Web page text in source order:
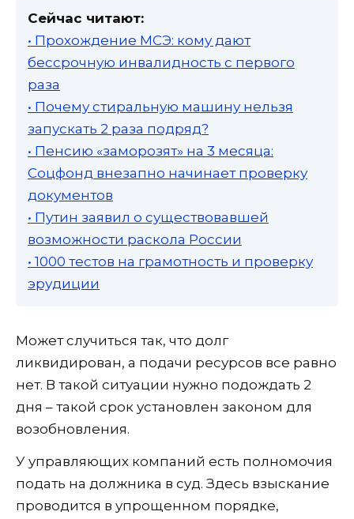
Сейчас читают:
• Прохождение МСЭ: кому дают
бессрочную инвалидность с первого
раза
• Почему стиральную машину нельзя
запускать 2 раза подряд?
• Пенсию «заморозят» на 3 месяца:
Соцфонд внезапно начинает проверку
документов
• Путин заявил о существовавшей
возможности раскола России
• 1000 тестов на грамотность и проверку
эрудиции
Может случиться так, что долг
ликвидирован, а подачи ресурсов все равно
нет. В такой ситуации нужно подождать 2
дня – такой срок установлен законом для
возобновления.
У управляющих компаний есть полномочия
подать на должника в суд. Здесь взыскание
проводится в упрощенном порядке,